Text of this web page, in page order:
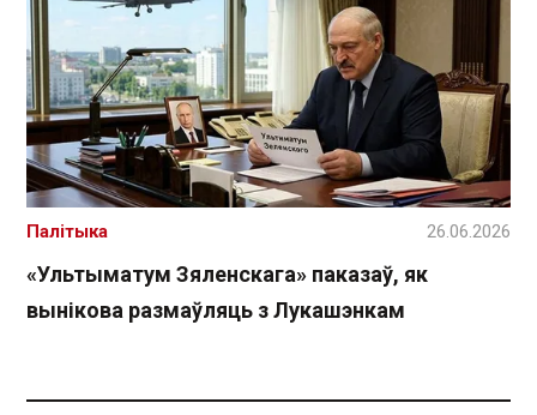
«Ультыматум Зяленскага» паказаў, як
вынікова размаўляць з Лукашэнкам
Палітыка 26.06.2026